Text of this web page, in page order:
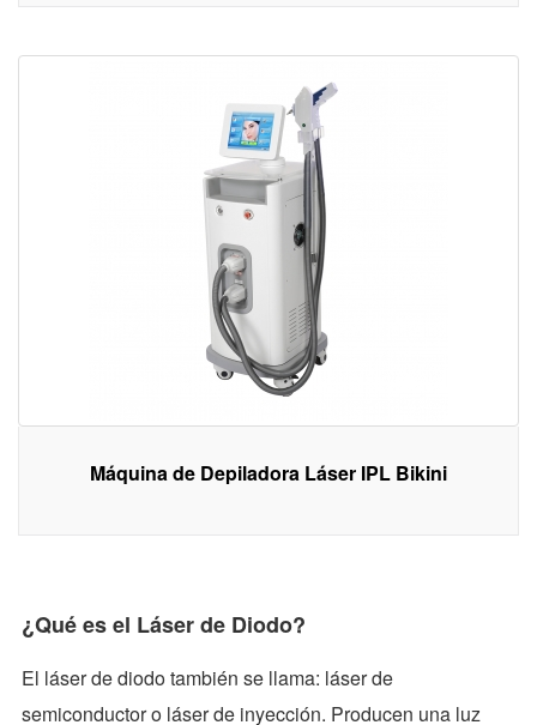
Máquina de Depiladora Láser IPL Bikini
¿Qué es el Láser de Diodo?
El láser de diodo también se llama: láser de
semiconductor o láser de inyección. Producen una luz